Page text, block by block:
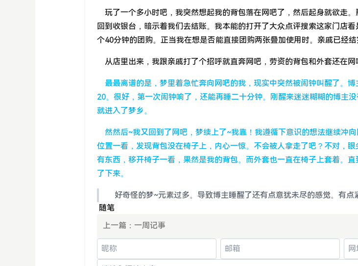
玩了一个多小时吧，我突然想起我的背包落在网吧了，然后起身就欲走
回到收银台，暗示着我们去结账。我本能的打开了大众点评搜索这家门店
个40分钟的团购。正当我在想是否能直接团购两张叠加使用时。亲戚已经结
从店里出来，我跟亲戚打了个招呼就直奔网吧，劳资的背包和外套还在网
最最离谱的是，梦里着急忙奔向网吧的我，现实中突然被闹钟叫醒了。
20。很好，第一次闹钟响了，还能再睡二十分钟。刚醒来迷迷糊糊的博主
就进入了梦乡。
然然后~我又回到了网吧，梦续上了~我靠！我遵循下意识的想法继续冲
位置一看，发现背包没在椅子上，内心一惊。不会被人拿走了吧？不对，
有东西，移开椅子一看，果然是我的背包。而外套也一直在椅子上套着。
了下来。
好奇怪的梦~元素过多。导致博主睡醒了还有点意犹未尽的感觉。有点
随笔
上一篇： 一周记事